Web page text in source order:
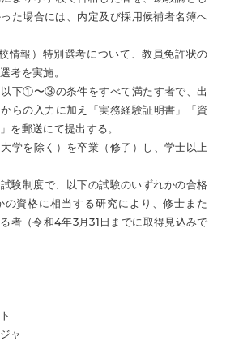
た場合には、内定及び採用候補者名簿へ
情報）特別選考について、教員免許状の
考を実施。
下①〜③の条件をすべて満たす者で、出
らの入力に加え「実務経験証明書」「資
を郵送にて提出する。
学を除く）を卒業（修了）し、学士以上
験制度で、以下の試験のいずれかの合格
資格に相当する研究により、修士また
者（令和4年3月31日までに取得見込みで
ャ